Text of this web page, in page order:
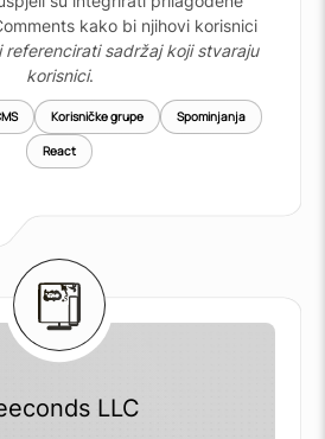
kako bi njihovi korisnici
referencirati sadržaj koji stvaraju
korisnici.
Korisničke grupe Spominjanja
React
LLC